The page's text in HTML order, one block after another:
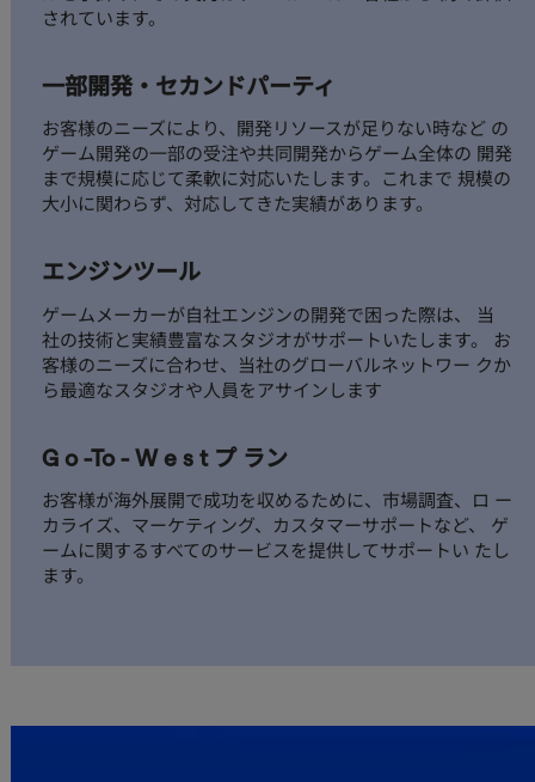
されています。 ​
一部開発・セカンドパーティ ​
お客様のニーズにより、開発リソースが足りない時など の
ゲーム開発の一部の受注や共同開発からゲーム全体の 開発
まで規模に応じて柔軟に対応いたします。これまで 規模の
大小に関わらず、対応してきた実績があります。 ​
エンジンツール ​
ゲームメーカーが自社エンジンの開発で困った際は、 当
社の技術と実績豊富なスタジオがサポートいたします。 お
客様のニーズに合わせ、当社のグローバルネットワー クか
ら最適なスタジオや人員をアサインします ​
G o -To - W e s t プ ラン ​
お客様が海外展開で成功を収めるために、市場調査、ロ ー
カライズ、マーケティング、カスタマーサポートなど、 ゲ
ームに関するすべてのサービスを提供してサポートい たし
ます。